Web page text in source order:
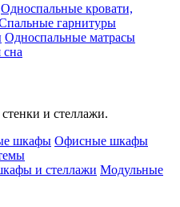
Односпальные кровати,
гарнитуры
Односпальные матрасы
сна
и стеллажи.
шкафы Офисные шкафы
и стеллажи Модульные